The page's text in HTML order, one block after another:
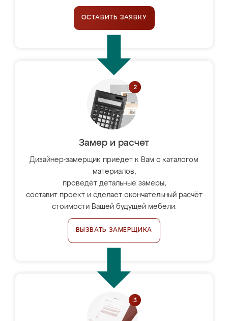
ОСТАВИТЬ ЗАЯВКУ
Замер и расчет
Дизайнер-замерщик приедет к Вам с каталогом
материалов,
проведёт детальные замеры,
составит проект и сделает окончательный расчёт
стоимости Вашей будущей мебели.
ВЫЗВАТЬ ЗАМЕРЩИКА